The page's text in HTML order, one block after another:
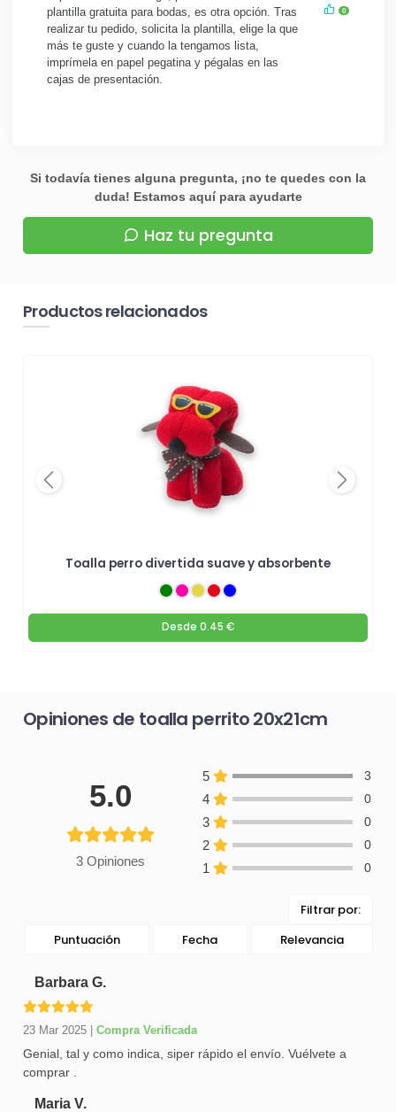
plantilla gratuita para bodas, es otra opción. Tras
realizar tu pedido, solicita la plantilla, elige la que
más te guste y cuando la tengamos lista,
imprímela en papel pegatina y pégalas en las
cajas de presentación.
0
Si todavía tienes alguna pregunta, ¡no te quedes con la
duda! Estamos aquí para ayudarte
Haz tu pregunta
Productos relacionados
Toalla perro divertida suave y absorbente
Desde 0.45 €
Previous Next
Opiniones de toalla perrito 20x21cm
5.0
3 Opiniones
5 3
4 0
3 0
2 0
1 0
Filtrar por:
Puntuación
Fecha Relevancia
Barbara G.
23 Mar 2025 Compra Verificada
Genial, tal y como indica, siper rápido el envío. Vuélvete a
comprar .
Maria V.